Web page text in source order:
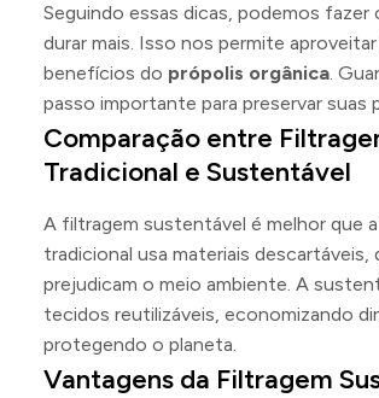
Seguindo essas dicas, podemos fazer
durar mais. Isso nos permite
benefícios do própolis orgânica.
passo importante para preservar suas
Comparação entre
Tradicional e Sustentável
A filtragem sustentável é melhor que
tradicional usa materiais descartáveis,
prejudicam o meio ambiente. A
tecidos reutilizáveis, economizando
protegendo o planeta.
Vantagens da Filtragem